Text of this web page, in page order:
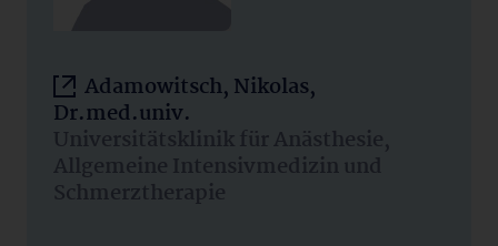
Adamowitsch, Nikolas,
Dr.med.univ.
Universitätsklinik für Anästhesie,
Allgemeine Intensivmedizin und
Schmerztherapie